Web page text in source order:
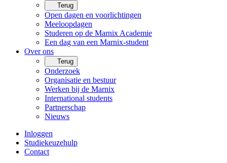
Terug
Open dagen en voorlichtingen
Meeloopdagen
Studeren op de Marnix Academie
Een dag van een Marnix-student
Over ons
Terug
Onderzoek
Organisatie en bestuur
Werken bij de Marnix
International students
Partnerschap
Nieuws
Inloggen
Studiekeuzehulp
Contact